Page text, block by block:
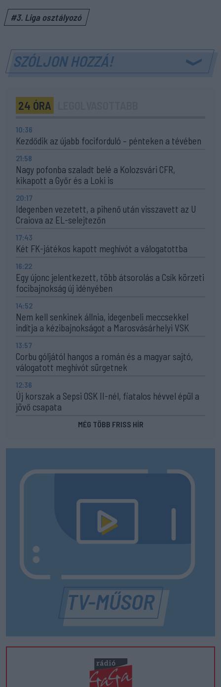
#3. Liga osztályozó
SZÓLJON HOZZÁ!
24 ÓRA
10:36
Kezdődik az újabb fociforduló – pénteken a tévében
21:58
Nagy pofonba szaladt belé a Kolozsvári CFR,
kikapott a Győr és a Loki is
20:17
Idegenben vezetett, a pihenő után visszavett az U
Craiova az EL-selejtezőn
17:43
Két FK-játékos kapott meghívót a válogatottba
16:22
Egy újonc jelentkezett, több átsorolás a Csík körzeti
focibajnokság új idényében
14:52
Nem kell senkinek állnia, idegenbeli meccsekkel
indítja a kézibajnokságot a Marosvásárhelyi VSK
13:57
Corbu góljától hangos a román és a magyar sajtó,
válogatott meghívót sürgetnek
12:36
Új korszak a Sepsi OSK II-nél, fiatalos hévvel épül a
jövő csapata
MÉG TÖBB FRISS HÍR